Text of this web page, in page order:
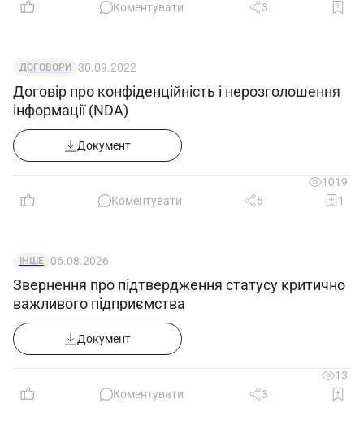
Коментувати
3
ДОГОВОРИ 30.09.2022
Договір про конфіденційність і нерозголошення
інформації (NDA)
Документ
1019
Коментувати
5 1
ІНШЕ 06.08.2026
Звернення про підтвердження статусу критично
важливого підприємства
Документ
13
Коментувати
3